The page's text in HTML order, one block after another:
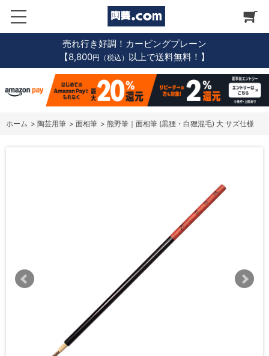
売れ行き好調！カービングプレーン
【8,800円（税込） 以上で送料無料！】
ホーム > 陶芸用筆 > 面相筆 > 熊野筆｜面相筆 (黒狸・白狸混毛) 大 サズ仕様